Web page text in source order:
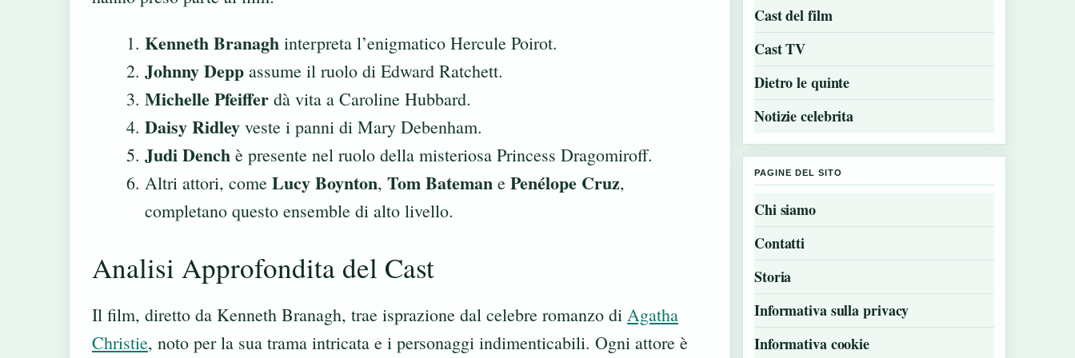
Kenneth Branagh interpreta l’enigmatico Hercule Poirot.
Johnny Depp assume il ruolo di Edward Ratchett.
Michelle Pfeiffer dà vita a Caroline Hubbard.
Daisy Ridley veste i panni di Mary Debenham.
Judi Dench è presente nel ruolo della misteriosa Princess Dragomiroff.
Altri attori, come Lucy Boynton, Tom Bateman e Penélope Cruz,
completano questo ensemble di alto livello.
Analisi Approfondita del Cast
Il film, diretto da Kenneth Branagh, trae isprazione dal celebre romanzo di Agatha
Christie, noto per la sua trama intricata e i personaggi indimenticabili. Ogni attore è
Cast del film
Cast TV
Dietro le quinte
Notizie celebrita
PAGINE DEL SITO
Chi siamo
Contatti
Storia
Informativa sulla privacy
Informativa cookie